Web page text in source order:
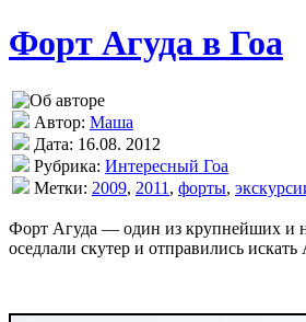
Форт Агуда в Гоа
Автор: Маша
Дата: 16.08. 2012
Рубрика: Интересный Гоа
Метки: 2009, 2011 , форты,
Форт Агуда — один из крупнейших и
оседлали скутер и отправились